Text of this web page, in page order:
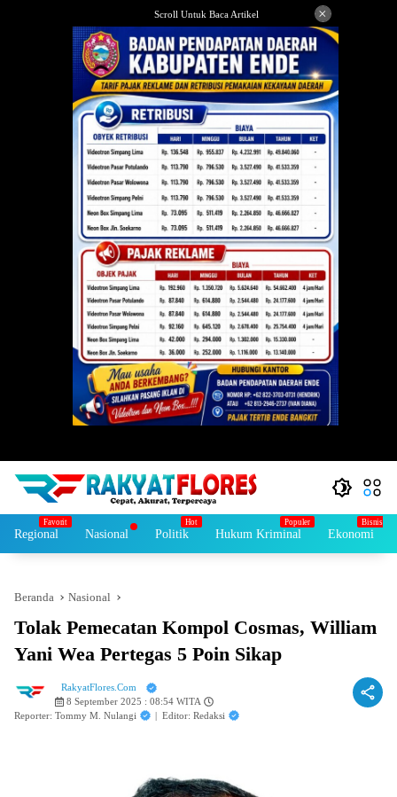
Scroll Untuk Baca Artikel ×
Regional Nasional Politik Hukum Kriminal Ekonomi
Beranda Nasional
Tolak Pemecatan Kompol Cosmas, William
Yani Wea Pertegas 5 Poin Sikap
RakyatFlores.Com
8 September 2025 : 08:54 WITA
Reporter: Tommy M. Nulangi
| Editor: Redaksi